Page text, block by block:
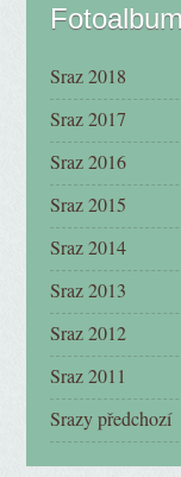
Fotoalbum
Sraz 2018
Sraz 2017
Sraz 2016
Sraz 2015
Sraz 2014
Sraz 2013
Sraz 2012
Sraz 2011
Srazy předchozí